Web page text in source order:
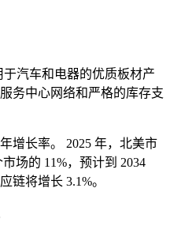
汽车和电器的优质板材产
务中心网络和严格的库存支
增长率。 2025 年，北美市
场的 11%，预计到 2034
链将增长 3.1%。